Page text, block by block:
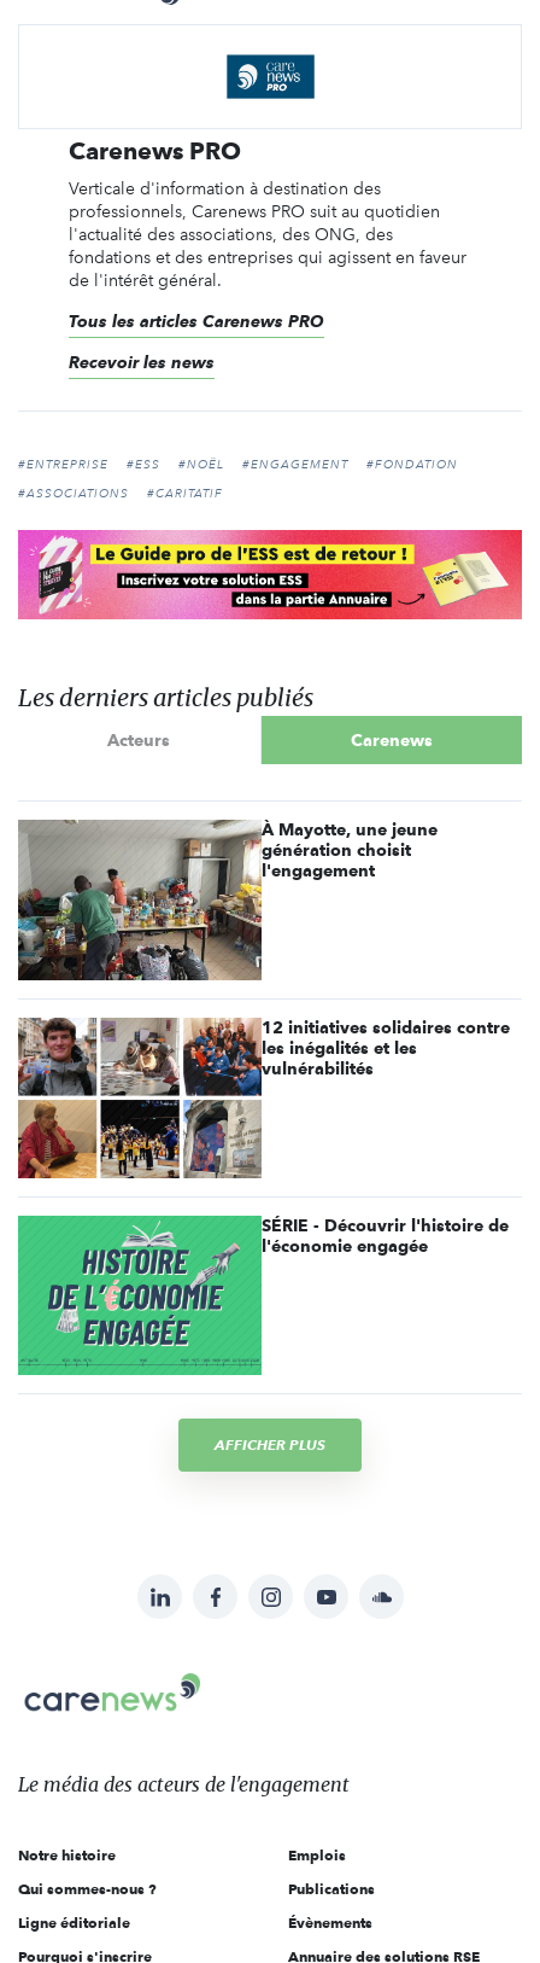
Carenews PRO
Verticale d'information à destination des
professionnels, Carenews PRO suit au quotidien
l'actualité des associations, des ONG, des
fondations et des entreprises qui agissent en faveur
de l'intérêt général.
Tous les articles Carenews PRO
Recevoir les news
#ENTREPRISE #ESS #NOËL #ENGAGEMENT
#FONDATION
#ASSOCIATIONS
#CARITATIF
Les derniers articles publiés
Acteurs Carenews
À Mayotte, une jeune
génération choisit
l'engagement
12 initiatives solidaires contre
les inégalités et les
vulnérabilités
SÉRIE - Découvrir l'histoire de
l'économie engagée
AFFICHER PLUS
sur:
LinkedInFacebookInstagramYouTubeSoundcloud
Carenews,
Le
des
l'engagement
Le média des acteurs de l'engagement
Notre histoire
Qui sommes-nous ?
Ligne éditoriale
Pourquoi s'inscrire
Emplois
Publications
Évènements
Annuaire des solutions RSE